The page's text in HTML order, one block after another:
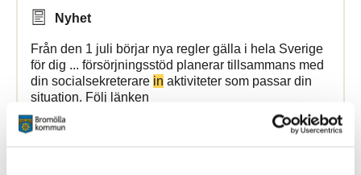
Nyhet
Från den 1 juli börjar nya regler gälla i hela Sverige
för dig ... försörjningsstöd planerar tillsammans med
din socialsekreterare in aktiviteter som passar din
situation. Följ länken
Bromölla Kommun